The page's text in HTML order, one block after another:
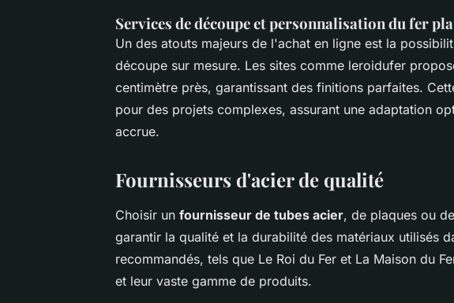
Services de découpe et personnalisation du fer
Un des atouts majeurs de l'achat en ligne est la
découpe sur mesure. Les sites comme leroidufer
centimètre près, garantissant des finitions parfaites.
pour des projets complexes, assurant une adaptation
accrue.
Fournisseurs d'acier de qualité
Choisir un fournisseur de tubes acier, de plaques ou
garantir la qualité et la durabilité des matériaux utilisés
recommandés, tels que Le Roi du Fer et La Maison du
et leur vaste gamme de produits.